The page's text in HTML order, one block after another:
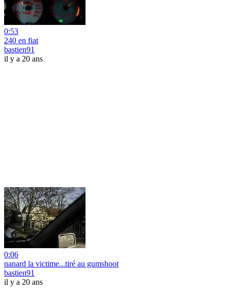
0:53
240 en fiat
bastien91
il y a 20 ans
0:06
nanard la victime...tiré au gumshoot
bastien91
il y a 20 ans